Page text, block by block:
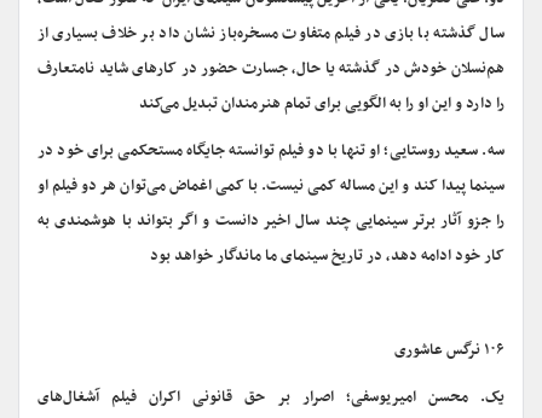
سال گذشته با بازی در فیلم متفاوت مسخره‌باز نشان داد بر خلاف بسیاری از
هم‌نسلان خودش در گذشته یا حال، جسارت حضور در کارهای شاید نامتعارف
را دارد و این او را به الگویی برای تمام هنرمندان تبدیل می‌کند
سه. سعید روستایی؛ او تنها با دو فیلم توانسته جایگاه مستحکمی برای خود در
سینما پیدا کند و این مساله کمی نیست. با کمی اغماض می‌توان هر دو فیلم او
را جزو آثار برتر سینمایی چند سال اخیر دانست و اگر بتواند با هوشمندی به
کار خود ادامه دهد، در تاریخ سینمای ما ماندگار خواهد بود
۱۰۶ نرگس عاشوری
یک. محسن امیریوسفی؛ اصرار بر حق قانونی اکران فیلم آشغال‌های